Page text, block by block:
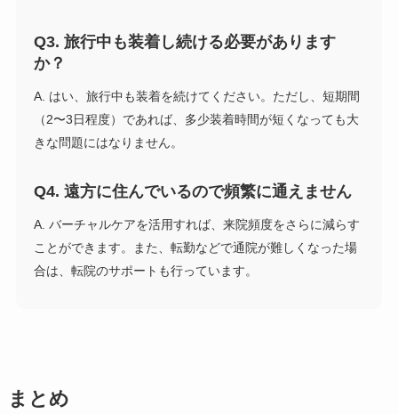
Q3. 旅行中も装着し続ける必要があります
か？
A. はい、旅行中も装着を続けてください。ただし、短期間
（2〜3日程度）であれば、多少装着時間が短くなっても大
きな問題にはなりません。
Q4. 遠方に住んでいるので頻繁に通えません
A. バーチャルケアを活用すれば、来院頻度をさらに減らす
ことができます。また、転勤などで通院が難しくなった場
合は、転院のサポートも行っています。
まとめ